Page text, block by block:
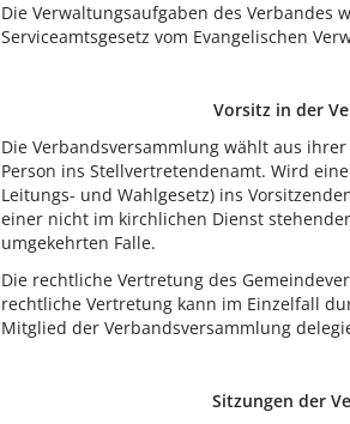
Die Verwaltungsaufgaben des Verbandes
Serviceamtsgesetz vom Evangelischen
Vorsitz in der
Die Verbandsversammlung wählt aus
Person ins Stellvertretendenamt. Wird
Leitungs- und Wahlgesetz) ins
einer nicht im kirchlichen Dienst
umgekehrten Falle.
Die rechtliche Vertretung des
rechtliche Vertretung kann im Einzelfall
Mitglied der Verbandsversammlung
Sitzungen der